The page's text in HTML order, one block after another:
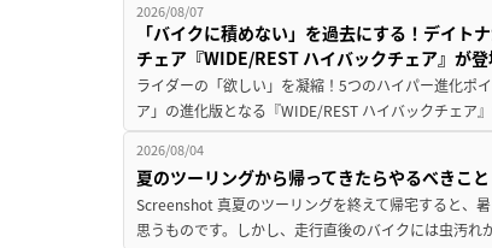
2026/08/07
「バイクに積めない」を過去にする！デイト
チェア『WIDE/REST ハイバックチェア』が
ライダーの「欲しい」を凝縮！5つのハイパー進化ポ
ア」の進化版となる『WIDE/REST ハイバックチェ
2026/08/04
夏のツーリングから帰ってきたらやるべきこ
Screenshot 真夏のツーリングを終えて帰宅すると、
思うものです。しかし、走行直後のバイクには虫汚